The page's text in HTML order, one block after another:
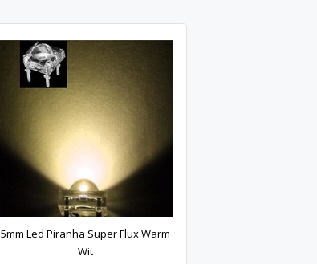
5mm Led Piranha Super Flux Warm
Wit